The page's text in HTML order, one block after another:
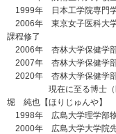
1999年 日本工学院専門
2006年 東京女子医科大学
課程修了
2006年 杏林大学保健学部
2007年 杏林大学保健学
2020年 杏林大学保健学
現在に至る博士（医
堀 純也【ほりじゅんや】
1998年 広島大学理学部
2000年 広島大学大学院先